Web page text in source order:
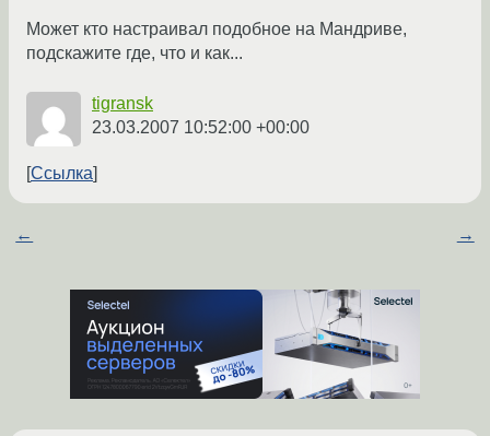
Может кто настраивал подобное на Мандриве,
подскажите где, что и как...
tigransk
23.03.2007 10:52:00 +00:00
Ссылка
← →